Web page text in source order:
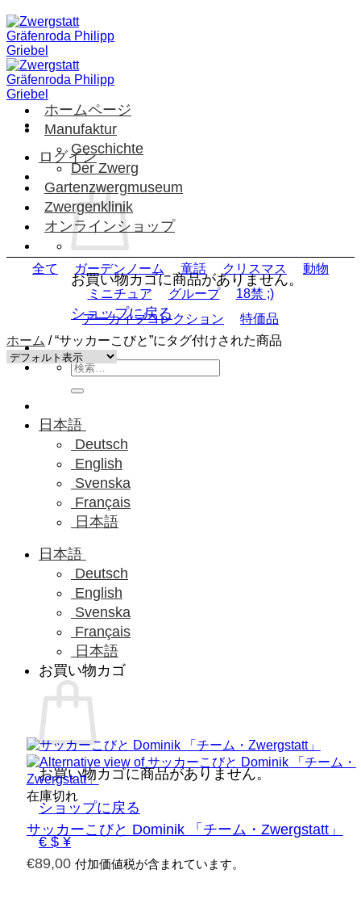
Skip
to
content
ログイン
お買い物カゴに商品がありません。
ショップに戻る
検
索
象:
日本語
Deutsch
English
Svenska
Français
日本語
日本語
Deutsch
English
Svenska
Français
日本語
お買い物カゴ
お買い物カゴに商品がありません。
ショップに戻る
€ $ ¥
ホームページ
Manufaktur
Geschichte
Der Zwerg
Gartenzwergmuseum
Zwergenklinik
オンラインショップ
全て ガーデンノーム 童話 クリスマス
動物
ミニチュア
グループ
18禁 ;)
アーカイブコレクション
特価品
ホーム /“サッカーこびと”にタグ付けされた商品
在庫切れ
サッカーこびと Dominik 「チーム・Zwergstatt」
€89,00 付加価値税が含まれています。